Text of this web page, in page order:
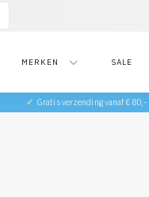
MERKEN SALE
✓ Gratis verzending vanaf €80,-